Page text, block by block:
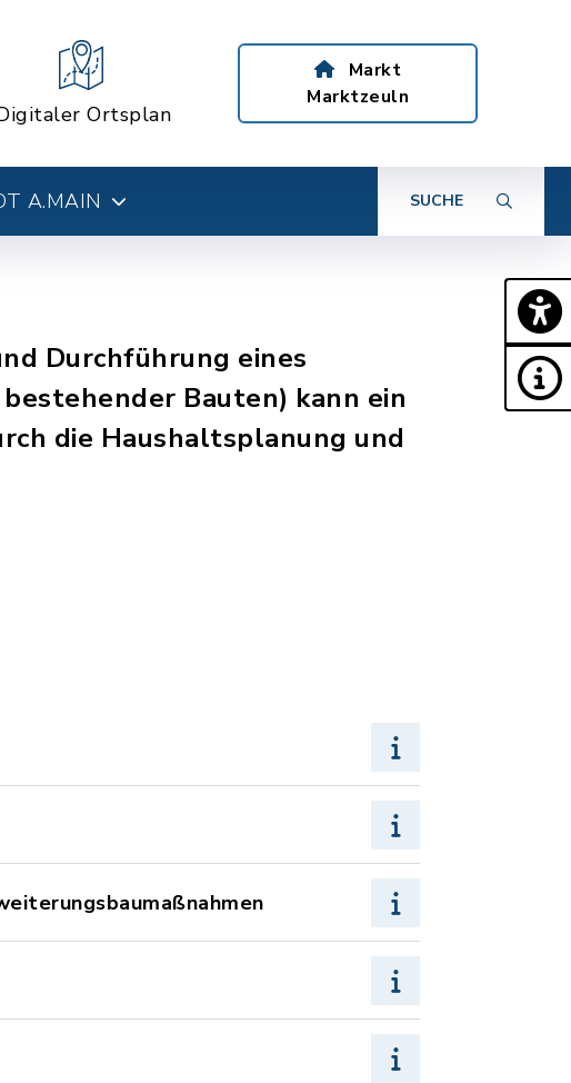
Ortsplan
Markt
Marktzeuln
A.MAIN SUCHE
Durchführung eines
Bauten) kann ein
die Haushaltsplanung und